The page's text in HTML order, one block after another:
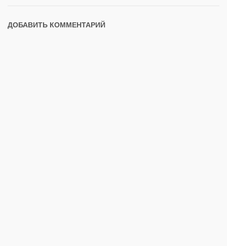
ДОБАВИТЬ КОММЕНТАРИЙ